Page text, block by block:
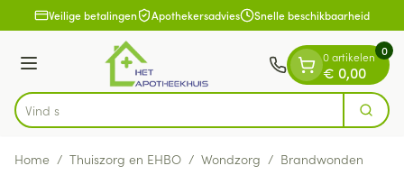
Ga naar de inhoud
1 van 1Veilige betalingen Apothekersadvies Snelle beschikbaarheid
Menu
Product, merk, categorie...
Vind snel wondv Zoek
0 artikelen
€ 0,00
0
Home / Thuiszorg en EHBO / Wondzorg / Brandwonden